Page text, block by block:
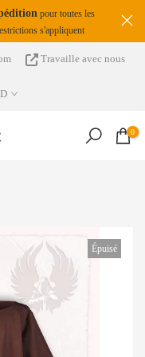
pour toutes les
s'appliquent
Travaille avec nous
0
Épuisé